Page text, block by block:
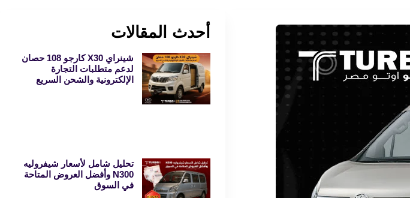
أحدث المقالات
شينراي X30 كارجو 108 حصان
لدعم متطلبات التجارة
الإلكترونية والشحن السريع
تحليل شامل لأسعار شيفروليه
N300 وأفضل العروض المتاحة
في السوق